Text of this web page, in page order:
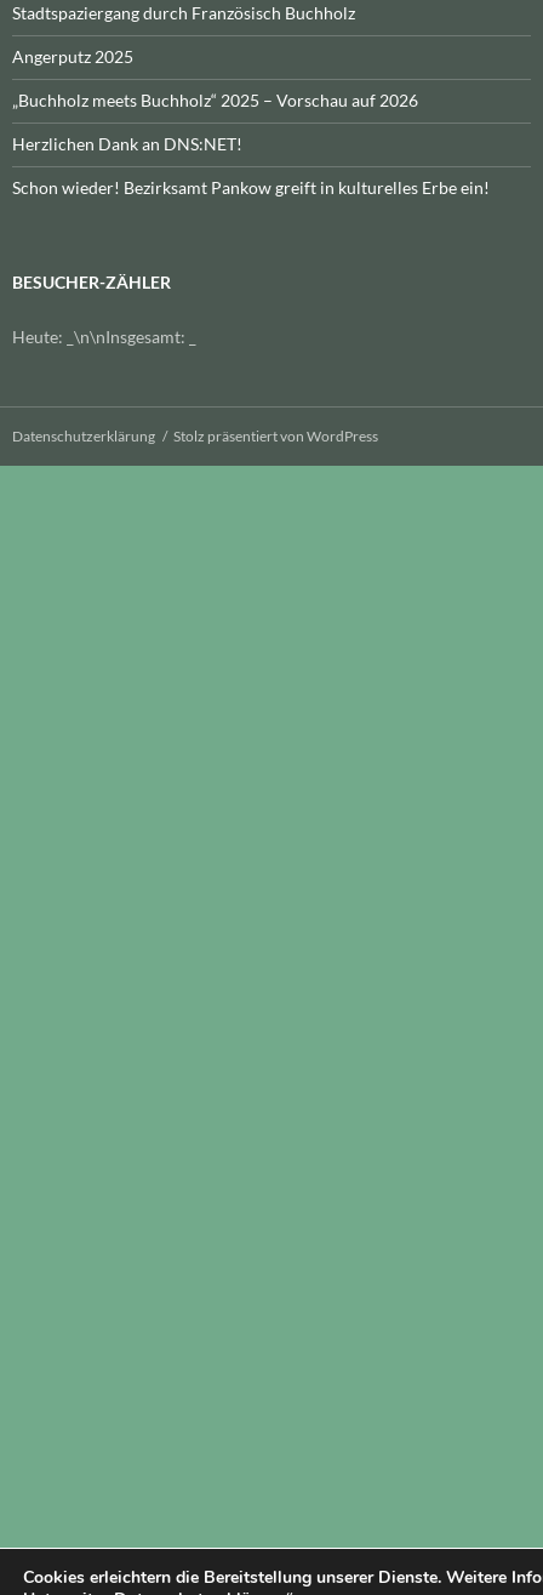
Stadtspaziergang durch Französisch Buchholz
Angerputz 2025
„Buchholz meets Buchholz“ 2025 – Vorschau auf 2026
Herzlichen Dank an DNS:NET!
Schon wieder! Bezirksamt Pankow greift in kulturelles Erbe ein!
BESUCHER-ZÄHLER
Heute: \n\nInsgesamt:
Datenschutzerklärung Stolz präsentiert von WordPress
Cookies erleichtern die Bereitstellung unserer Dienste. Weitere